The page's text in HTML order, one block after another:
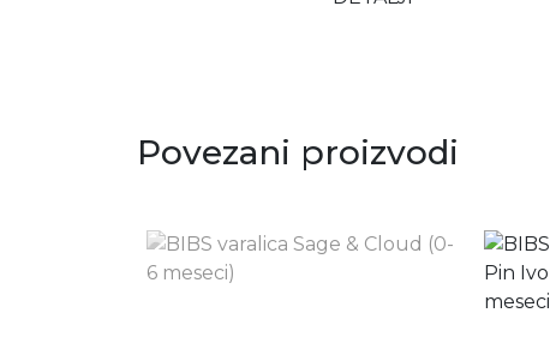
Povezani proizvodi